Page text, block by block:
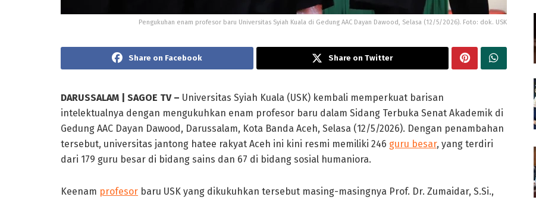
Pengukuhan enam profesor baru Universitas Syiah Kuala di Gedung AAC Dayan Dawood, Selasa (12/5/2026). Foto: dok. USK
Share on Facebook Share on Twitter
DARUSSALAM | SAGOE TV – Universitas Syiah Kuala (USK) kembali memperkuat barisan
intelektualnya dengan mengukuhkan enam profesor baru dalam Sidang Terbuka Senat Akademik di
Gedung AAC Dayan Dawood, Darussalam, Kota Banda Aceh, Selasa (12/5/2026). Dengan penambahan
tersebut, universitas jantong hatee rakyat Aceh ini kini resmi memiliki 246 guru besar, yang terdiri
dari 179 guru besar di bidang sains dan 67 di bidang sosial humaniora.
Keenam profesor baru USK yang dikukuhkan tersebut masing-masingnya Prof. Dr. Zumaidar, S.Si.,